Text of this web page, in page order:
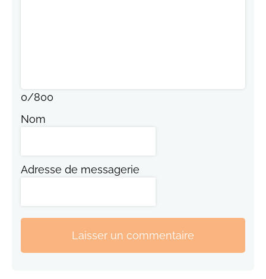
0/800
Nom
Adresse de messagerie
Laisser un commentaire